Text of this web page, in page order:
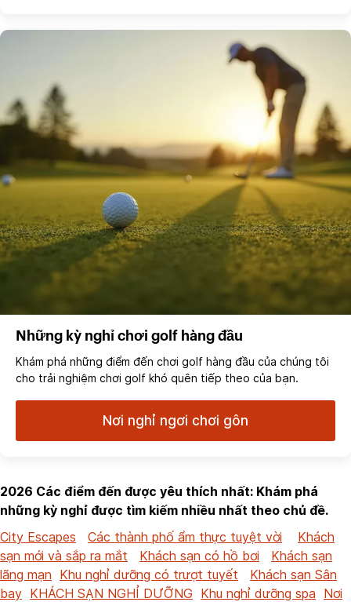
Những kỳ nghỉ chơi golf hàng đầu
Khám phá những điểm đến chơi golf hàng đầu của chúng tôi
cho trải nghiệm chơi golf khó quên tiếp theo của bạn.
Nơi nghỉ ngơi chơi gôn
2026 Các điểm đến được yêu thích nhất: Khám phá
những kỳ nghỉ được tìm kiếm nhiều nhất theo chủ đề.
City Escapes
Các thành phố ẩm thực tuyệt vời
Khách
sạn mới và sắp ra mắt
Khách sạn có hồ bơi
Khách sạn
lãng mạn Khu nghỉ dưỡng có trượt tuyết
Khách sạn Sân
bay KHÁCH SẠN NGHỈ DƯỠNG Khu nghỉ dưỡng spa Nơi